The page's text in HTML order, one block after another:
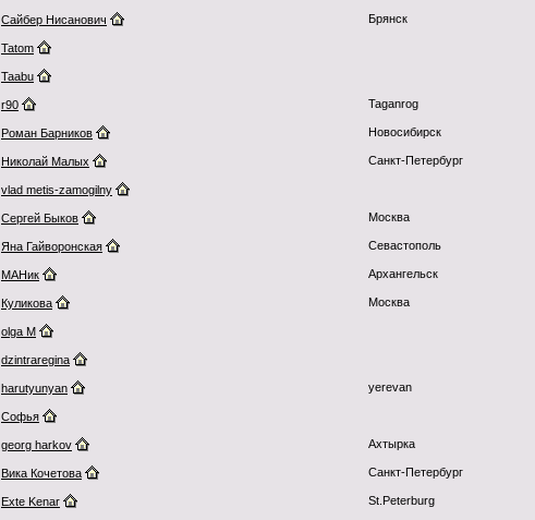
Сайбер Нисанович Брянск
Tatom
Taabu
r90 Taganrog
Роман Барников Новосибирск
Николай Малых Санкт-Петербург
vlad metis-zamogilny
Сергей Быков Москва
Яна Гайворонская Cевастополь
МАНик Архангельск
Куликова Москва
olga M
dzintraregina
harutyunyan yerevan
Софья
georg harkov Ахтырка
Вика Кочетова Санкт-Петербург
Exte Kenar St.Peterburg